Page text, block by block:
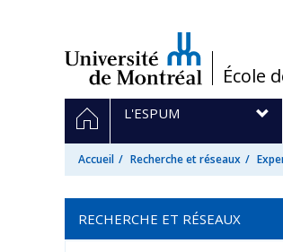
/École
Navigation
principale
ACCUEIL
L'ESPUM
Accueil Recherche et réseaux
RECHERCHE ET RÉSEAUX